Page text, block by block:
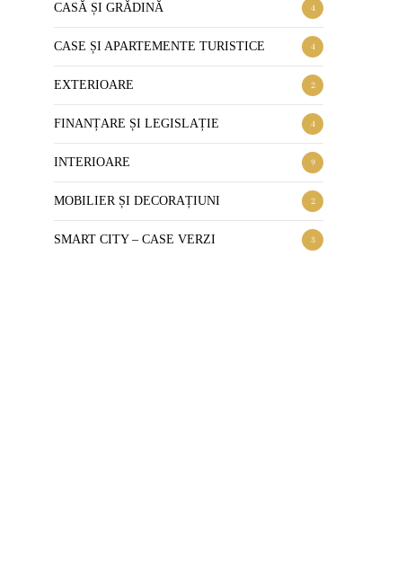
CASĂ ȘI GRĂDINĂ 4
CASE ȘI APARTEMENTE TURISTICE 4
EXTERIOARE 2
FINANȚARE ȘI LEGISLAȚIE 4
INTERIOARE 9
MOBILIER ȘI DECORAȚIUNI 2
SMART CITY – CASE VERZI 3